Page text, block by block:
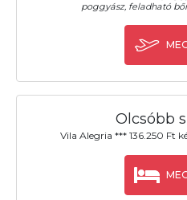
poggyász, feladható
Olcsóbb
Vila Alegria *** 136.250 Ft